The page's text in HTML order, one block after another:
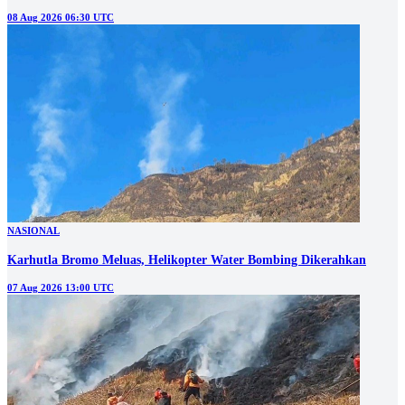
08 Aug 2026 06:30 UTC
NASIONAL
Karhutla Bromo Meluas, Helikopter Water Bombing Dikerahkan
07 Aug 2026 13:00 UTC